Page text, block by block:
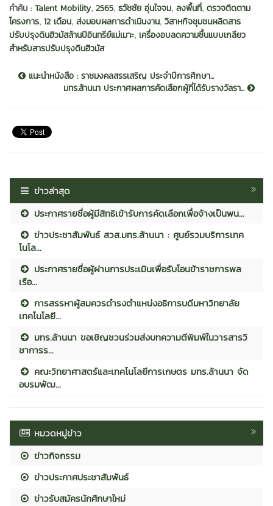
คำค้น :Talent Mobility, 2565, ธวัชชัย อุ่นใจจม, ลงพื้นที่, ตรวจติดตาม
โครงการ, 12 เดือน, ส่งมอบผลการดำเนินงาน, วิสาหกิจชุมชนผลิตสาร
ปรับปรุงดินฮิวมัสล้านปีอินทรีย์แม่เมาะ, เครื่องอบลดความชื้นแบบเกลียว
สำหรับสารปรับปรุงดินฮิวมัส
แนะนำหนังสือ : ราชมงคลสรรเสริญ ประจำปีการศึกษา...
มทร.ล้านนา ประกาศผลการคัดเลือกผู้ที่ได้รับรางวัลรา...
ข่าวล่าสุด
ประกาศรายชื่อผู้มีสิทธิเข้ารับการคัดเลือกเพื่อจ้างเป็นพน...
ข่าวประชาสัมพันธ์ สวส.มทร.ล้านนา : ศูนย์รวมบริการเทค
โนโล...
ประกาศรายชื่อผู้ผ่านการประเมินเพื่อรับโอนข้าราชการพล
เรือ...
การสรรหาผู้สมควรดำรงตำแหน่งอธิการบดีมหาวิทยาลัย
เทคโนโลยี...
มทร.ล้านนา ขอเชิญชวนร่วมส่งบทความตีพิมพ์ในวารสารวิ
ชาการร...
คณะวิทยาศาสตร์และเทคโนโลยีการเกษตร มทร.ล้านนา จัด
อบรมพัฒ...
หมวดหมู่ข่าว
ข่าวกิจกรรม
ข่าวประกาศประชาสัมพันธ์
ข่าวรับสมัครนักศึกษาใหม่